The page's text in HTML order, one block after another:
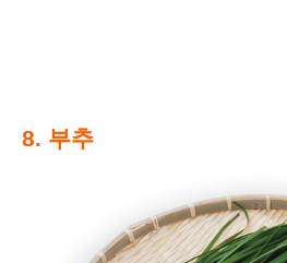
8. 부추